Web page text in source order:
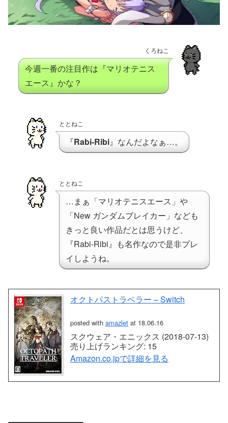
くろねこ
今週一番の注目作は『マリオテニス
エース』かな？
ととねこ
『Rabi-Ribi』なんだよなぁ…。
ととねこ
…まぁ「マリオテニスエース」や
「New ガンダムブレイカー」なども
きっと良い作品だとは思うけど、
『Rabi-Ribi』も名作なので是非プレ
イしようね。
オクトパストラベラー – Switch
posted with amazlet at 18.06.16
スクウェア・エニックス (2018-07-13)
売り上げランキング: 15
Amazon.co.jpで詳細を見る